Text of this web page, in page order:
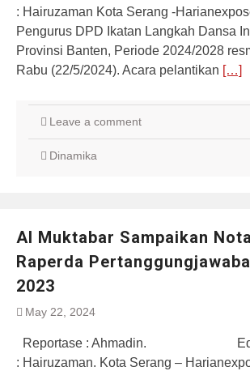
: Hairuzaman Kota Serang -
Pengurus DPD Ikatan Langkah Dansa
Provinsi Banten, Periode 2024/2028
Rabu (22/5/2024). Acara pelantikan […]
Leave a comment
Dinamika
Al Muktabar Sampaikan
Raperda
2023
May 22, 2024
Reportase : Ahmadin.
: Hairuzaman. Kota Serang –